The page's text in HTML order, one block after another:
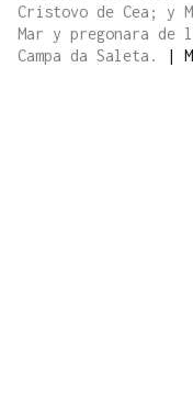
Cristovo de Cea; y
Mar y pregonara de
Campa da Saleta.
|